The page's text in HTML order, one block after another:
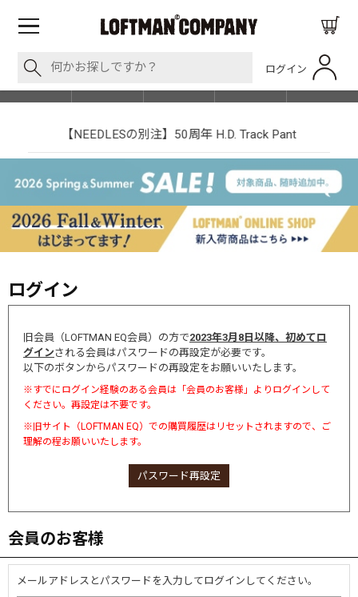
ログイン
SHOP LIST
【NEEDLESの別注】50周年 H.D. Track Pant
ログイン
旧会員（LOFTMAN EQ会員）の方で2023年3月8日以降、初めてロ
グインされる会員はパスワードの再設定が必要です。
以下のボタンからパスワードの再設定をお願いいたします。
※すでにログイン経験のある会員は「会員のお客様」よりログインして
ください。再設定は不要です。
※旧サイト（LOFTMAN EQ）での購買履歴はリセットされますので、ご
理解の程お願いいたします。
パスワード再設定
会員のお客様
メールアドレスとパスワードを入力してログインしてください。